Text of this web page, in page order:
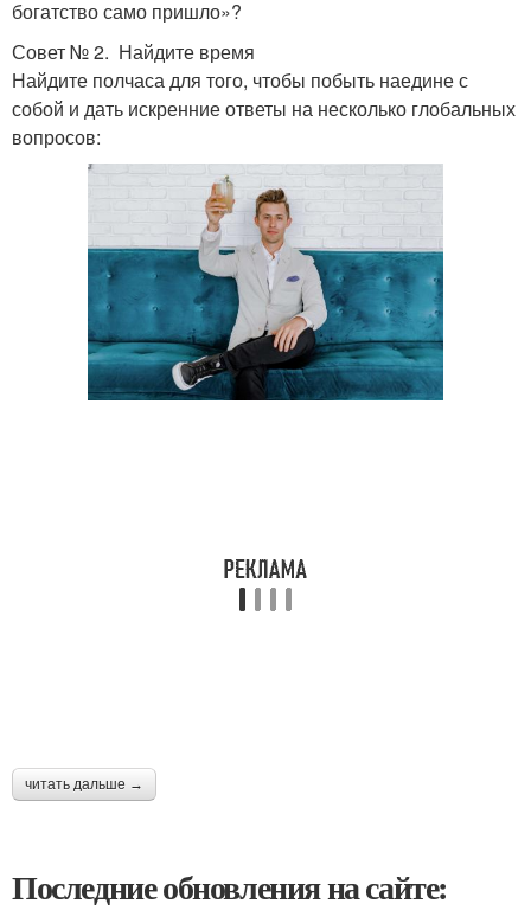
богатство само пришло»?
Совет № 2. Найдите время
Найдите полчаса для того, чтобы побыть наедине с
собой и дать искренние ответы на несколько глобальных
вопросов:
читать дальше →
Последние обновления на сайте: